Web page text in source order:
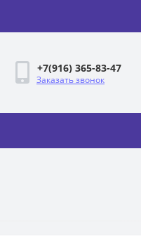
+7(916) 365-83-47
Заказать звонок